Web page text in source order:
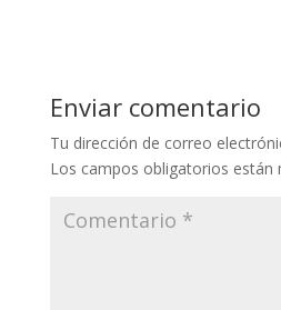
Enviar comentario
Tu dirección de correo
Los campos obligatorios están